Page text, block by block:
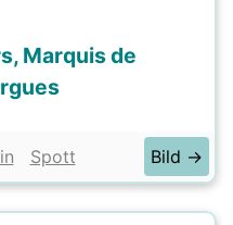
Marquis de
Spott Bild →